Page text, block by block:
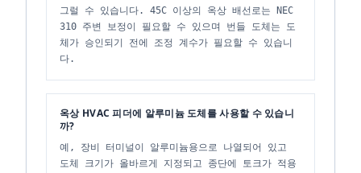
그럴 수 있습니다. 45C 이상의 옥상 배선로는 NEC
310 주변 보정이 필요할 수 있으며 번들 도체는 도
체가 승인되기 전에 조정 계수가 필요할 수 있습니
다.
옥상 HVAC 피더에 알루미늄 도체를 사용할 수 있습니
까?
예, 장비 터미널이 알루미늄용으로 나열되어 있고
도체 크기가 올바르게 지정되고 종단에 토크가 적용